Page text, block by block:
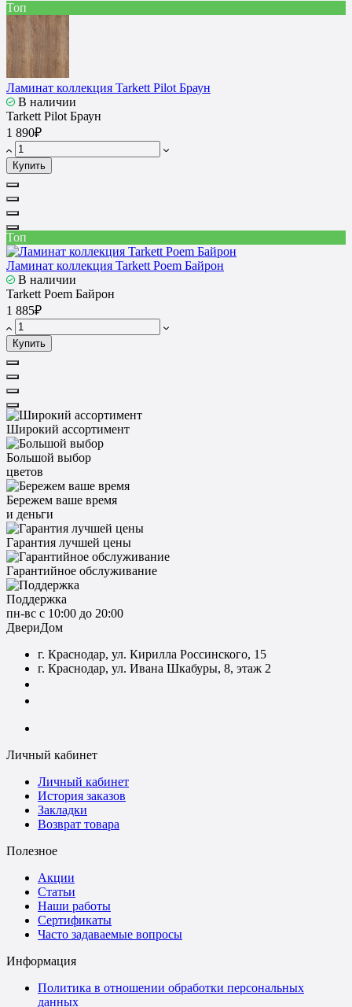
Топ
Ламинат коллекция Tarkett Pilot Браун
В наличии
Tarkett Pilot Браун
1 890₽
Купить
Топ
Ламинат коллекция Tarkett Poem Байрон
В наличии
Tarkett Poem Байрон
1 885₽
Купить
Широкий ассортимент
Большой выбор
цветов
Бережем ваше время
и деньги
Гарантия лучшей цены
Гарантийное обслуживание
Поддержка
пн-вс с 10:00 до 20:00
ДвериДом
г. Краснодар, ул. Кирилла Россинского, 15
г. Краснодар, ул. Ивана Шкабуры, 8, этаж 2
Личный кабинет
Личный кабинет
История заказов
Закладки
Возврат товара
Полезное
Акции
Статьи
Наши работы
Сертификаты
Часто задаваемые вопросы
Информация
Политика в отношении обработки персональных
данных